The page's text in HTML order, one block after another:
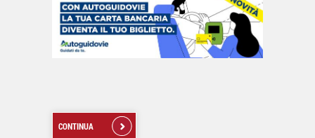
CONTINUA